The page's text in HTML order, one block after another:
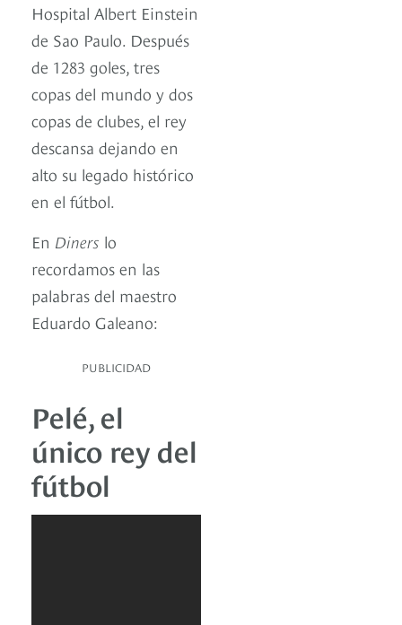
Hospital Albert Einstein
de Sao Paulo. Después
de 1283 goles, tres
copas del mundo y dos
copas de clubes, el rey
descansa dejando en
alto su legado histórico
en el fútbol.
En Diners lo
recordamos en las
palabras del maestro
Eduardo Galeano:
PUBLICIDAD
Pelé, el
único rey del
fútbol